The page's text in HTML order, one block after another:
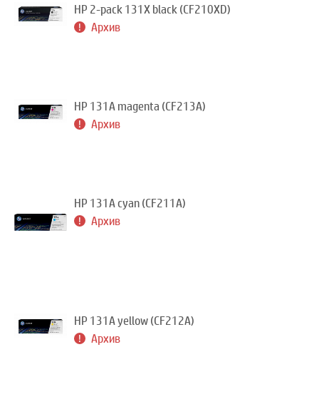
HP 2-pack 131X black (CF210XD)
Архив
HP 131A magenta (CF213A)
Архив
HP 131A cyan (CF211A)
Архив
HP 131A yellow (CF212A)
Архив